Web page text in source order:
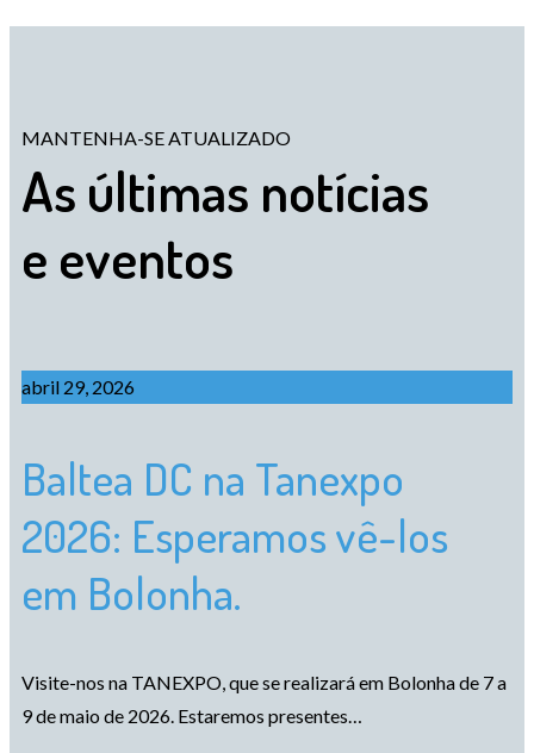
MANTENHA-SE ATUALIZADO
As últimas notícias
e eventos
abril 29, 2026
Baltea DC na Tanexpo
2026: Esperamos vê-los
em Bolonha.
Visite-nos na TANEXPO, que se realizará em Bolonha de 7 a
9 de maio de 2026. Estaremos presentes…